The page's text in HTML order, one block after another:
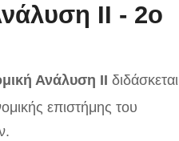
ΙΙ - 2ο
Ανάλυση ΙΙδιδάσκεται
επιστήμης του